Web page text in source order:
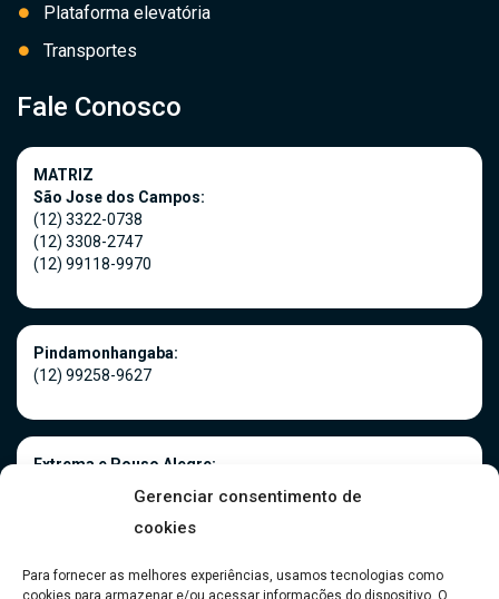
Gerenciar consentimento de
cookies
Para fornecer as melhores experiências, usamos tecnologias como
cookies para armazenar e/ou acessar informações do dispositivo. O
Plataforma elevatória
Transportes
Fale Conosco
MATRIZ
São Jose dos Campos:
(12) 3322-0738
(12) 3308-2747
(12) 99118-9970
Pindamonhangaba:
(12) 99258-9627
Extrema e Pouso Alegre:
(35) 3181-0966